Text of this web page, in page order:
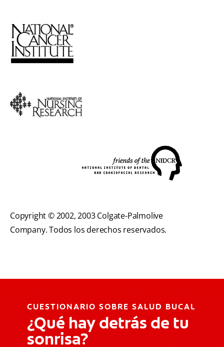
Copyright © 2002, 2003 Colgate-Palmolive
Company. Todos los derechos reservados.
CUESTIONARIO SOBRE SALUD BUCAL
¿Qué hay detrás de tu
sonrisa?